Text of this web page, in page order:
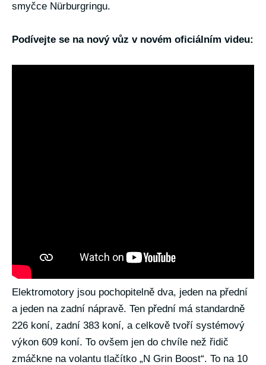
smyčce Nürburgringu.
Podívejte se na nový vůz v novém oficiálním videu:
Elektromotory jsou pochopitelně dva, jeden na přední
a jeden na zadní nápravě. Ten přední má standardně
226 koní, zadní 383 koní, a celkově tvoří systémový
výkon 609 koní. To ovšem jen do chvíle než řidič
zmáčkne na volantu tlačítko „N Grin Boost“. To na 10